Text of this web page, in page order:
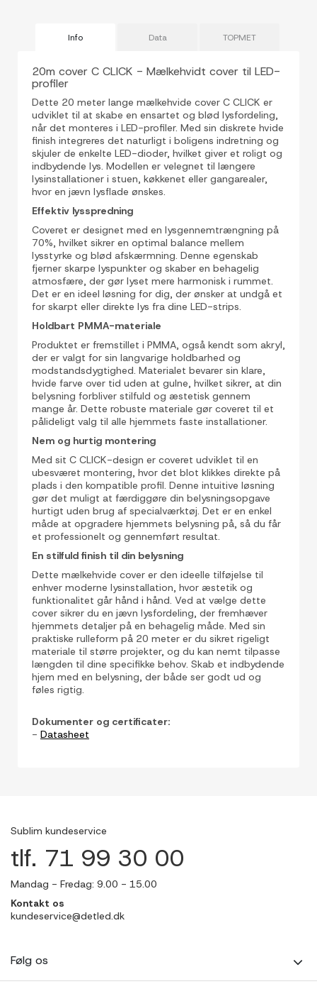
Info Data TOPMET
20m cover C CLICK - Mælkehvidt cover til LED-
profiler
Dette 20 meter lange mælkehvide cover C CLICK er
udviklet til at skabe en ensartet og blød lysfordeling,
når det monteres i LED-profiler. Med sin diskrete hvide
finish integreres det naturligt i boligens indretning og
skjuler de enkelte LED-dioder, hvilket giver et roligt og
indbydende lys. Modellen er velegnet til længere
lysinstallationer i stuen, køkkenet eller gangarealer,
hvor en jævn lysflade ønskes.
Effektiv lysspredning
Coveret er designet med en lysgennemtrængning på
70%, hvilket sikrer en optimal balance mellem
lysstyrke og blød afskærmning. Denne egenskab
fjerner skarpe lyspunkter og skaber en behagelig
atmosfære, der gør lyset mere harmonisk i rummet.
Det er en ideel løsning for dig, der ønsker at undgå et
for skarpt eller direkte lys fra dine LED-strips.
Holdbart PMMA-materiale
Produktet er fremstillet i PMMA, også kendt som akryl,
der er valgt for sin langvarige holdbarhed og
modstandsdygtighed. Materialet bevarer sin klare,
hvide farve over tid uden at gulne, hvilket sikrer, at din
belysning forbliver stilfuld og æstetisk gennem
mange år. Dette robuste materiale gør coveret til et
pålideligt valg til alle hjemmets faste installationer.
Nem og hurtig montering
Med sit C CLICK-design er coveret udviklet til en
ubesværet montering, hvor det blot klikkes direkte på
plads i den kompatible profil. Denne intuitive løsning
gør det muligt at færdiggøre din belysningsopgave
hurtigt uden brug af specialværktøj. Det er en enkel
måde at opgradere hjemmets belysning på, så du får
et professionelt og gennemført resultat.
En stilfuld finish til din belysning
Dette mælkehvide cover er den ideelle tilføjelse til
enhver moderne lysinstallation, hvor æstetik og
funktionalitet går hånd i hånd. Ved at vælge dette
cover sikrer du en jævn lysfordeling, der fremhæver
hjemmets detaljer på en behagelig måde. Med sin
praktiske rulleform på 20 meter er du sikret rigeligt
materiale til større projekter, og du kan nemt tilpasse
længden til dine specifikke behov. Skab et indbydende
hjem med en belysning, der både ser godt ud og
føles rigtig.
Dokumenter og certificater:
- Datasheet
Sublim kundeservice
tlf. 71 99 30 00
Mandag - Fredag: 9.00 - 15.00
Kontakt os
kundeservice@detled.dk
Følg os